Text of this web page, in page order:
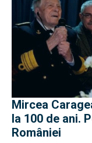
Mircea
la 100 de ani.
României